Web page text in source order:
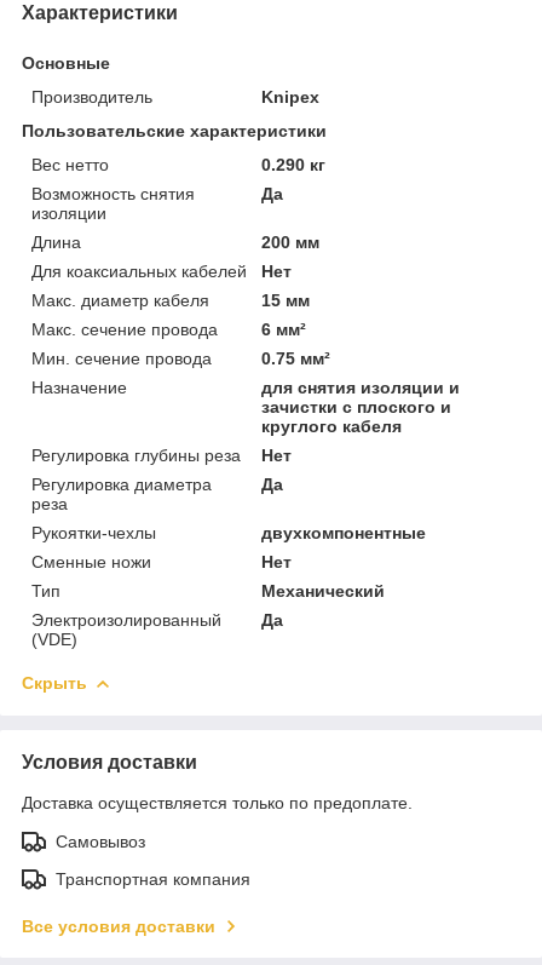
Характеристики
Основные
Производитель
Knipex
Пользовательские характеристики
Вес нетто
0.290 кг
Возможность снятия
изоляции
Да
Длина
200 мм
Для коаксиальных кабелей
Нет
Макс. диаметр кабеля
15 мм
Макс. сечение провода
6 мм²
Мин. сечение провода
0.75 мм²
Назначение
для снятия изоляции и
зачистки с плоского и
круглого кабеля
Регулировка глубины реза
Нет
Регулировка диаметра
реза
Да
Рукоятки-чехлы
двухкомпонентные
Сменные ножи
Нет
Тип
Механический
Электроизолированный
(VDE)
Да
Скрыть
Условия доставки
Доставка осуществляется только по предоплате.
Самовывоз
Транспортная компания
Все условия доставки